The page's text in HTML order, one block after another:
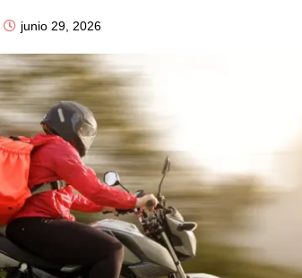
junio 29, 2026